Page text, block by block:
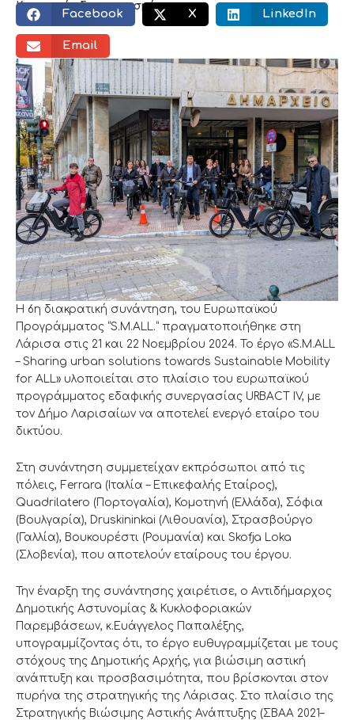
Κοινωνικός διαμοιρασμός:
Facebook X LinkedIn
Email
Η 6η διακρατική συνάντηση, του Ευρωπαϊκού
Προγράμματος “S.M.ALL.” πραγματοποιήθηκε στη
Λάρισα στις 21 και 22 Νοεμβρίου 2024. Το έργο «S.M.ALL
– Sharing urban solutions towards Sustainable Mobility
for ALL» υλοποιείται στο πλαίσιο του ευρωπαϊκού
προγράμματος εδαφικής συνεργασίας URBACT IV, με
τον Δήμο Λαρισαίων να αποτελεί ενεργό εταίρο του
δικτύου.
Στη συνάντηση συμμετείχαν εκπρόσωποι από τις
πόλεις, Ferrara (Ιταλία – Επικεφαλής Εταίρος),
Quadrilatero (Πορτογαλία), Κομοτηνή (Ελλάδα), Σόφια
(Βουλγαρία), Druskininkai (Λιθουανία), Στρασβούργο
(Γαλλία), Βουκουρέστι (Ρουμανία) και Skofja Loka
(Σλοβενία), που αποτελούν εταίρους του έργου.
Την έναρξη της συνάντησης χαιρέτισε, ο Αντιδήμαρχος
Δημοτικής Αστυνομίας & Κυκλοφοριακών
Παρεμβάσεων, κ.Ευάγγελος Παπαλέξης,
υπογραμμίζοντας ότι, το έργο ευθυγραμμίζεται με τους
στόχους της Δημοτικής Αρχής, για βιώσιμη αστική
ανάπτυξη και προσβασιμότητα, που βρίσκονται στον
πυρήνα της στρατηγικής της Λάρισας. Στο πλαίσιο της
Στρατηγικής Βιώσιμης Αστικής Ανάπτυξης (ΣΒΑΑ 2021–